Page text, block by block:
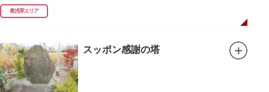
奥浅草エリア
スッポン感謝の塔